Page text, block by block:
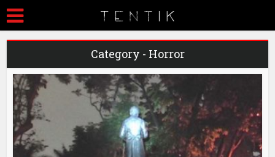
Category - Horror